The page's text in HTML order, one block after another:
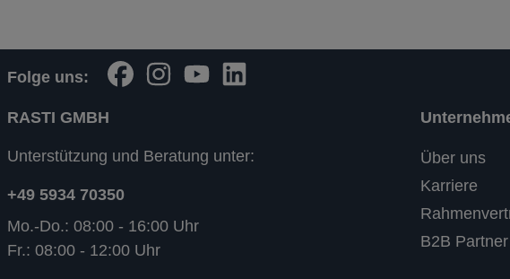
Folge uns:
RASTI GMBH
Unterstützung und Beratung unter:
+49 5934 70350
Mo.-Do.: 08:00 - 16:00 Uhr
Fr.: 08:00 - 12:00 Uhr
Über uns
Karriere
B2B